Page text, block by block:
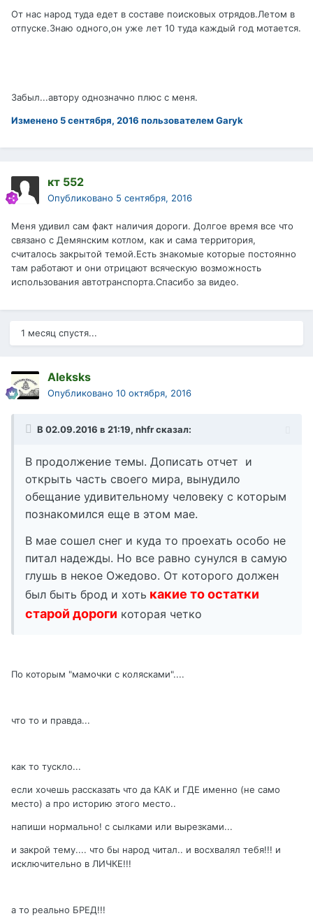
От нас народ туда едет в составе поисковых отрядов.Летом в
отпуске.Знаю одного,он уже лет 10 туда каждый год мотается.
Забыл...автору однозначно плюс с меня.
Изменено 5 сентября, 2016 пользователем Garyk
кт 552
Опубликовано 5 сентября, 2016
Меня удивил сам факт наличия дороги. Долгое время все что
связано с Демянским котлом, как и сама территория,
считалось закрытой темой.Есть знакомые которые постоянно
там работают и они отрицают всяческую возможность
использования автотранспорта.Спасибо за видео.
1 месяц спустя...
Aleksks
Опубликовано 10 октября, 2016
В 02.09.2016 в 21:19, nhfr сказал:
В продолжение темы. Дописать отчет и
открыть часть своего мира, вынудило
обещание удивительному человеку с которым
познакомился еще в этом мае.
В мае сошел снег и куда то проехать особо не
питал надежды. Но все равно сунулся в самую
глушь в некое Ожедово. От которого должен
был быть брод и хоть какие то остатки
старой дороги которая четко
По которым "мамочки с колясками"....
что то и правда...
как то тускло...
если хочешь рассказать что да КАК и ГДЕ именно (не само
место) а про историю этого место..
напиши нормально! с сылками или вырезками...
и закрой тему.... что бы народ читал.. и восхвалял тебя!!! и
исключительно в ЛИЧКЕ!!!
а то реально БРЕД!!!